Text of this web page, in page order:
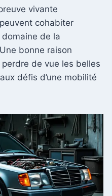
vivante
peuvent cohabiter
de la
bonne raison
de vue les belles
défis d’une mobilité